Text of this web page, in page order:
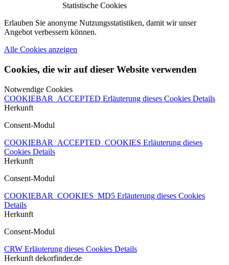
Statistische Cookies
Erlauben Sie anonyme Nutzungsstatistiken, damit wir unser
Angebot verbessern können.
Alle Cookies anzeigen
Cookies, die wir auf dieser Website verwenden
Notwendige Cookies
COOKIEBAR_ACCEPTED Erläuterung dieses Cookies Details
Herkunft
Consent-Modul
COOKIEBAR_ACCEPTED_COOKIES Erläuterung dieses
Cookies Details
Herkunft
Consent-Modul
COOKIEBAR_COOKIES_MD5 Erläuterung dieses Cookies
Details
Herkunft
Consent-Modul
CRW Erläuterung dieses Cookies Details
Herkunft dekorfinder.de